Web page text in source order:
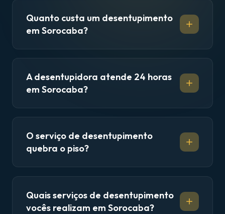
Quanto custa um desentupimento
em Sorocaba?
A desentupidora atende 24 horas
em Sorocaba?
O serviço de desentupimento
quebra o piso?
Quais serviços de desentupimento
vocês realizam em Sorocaba?